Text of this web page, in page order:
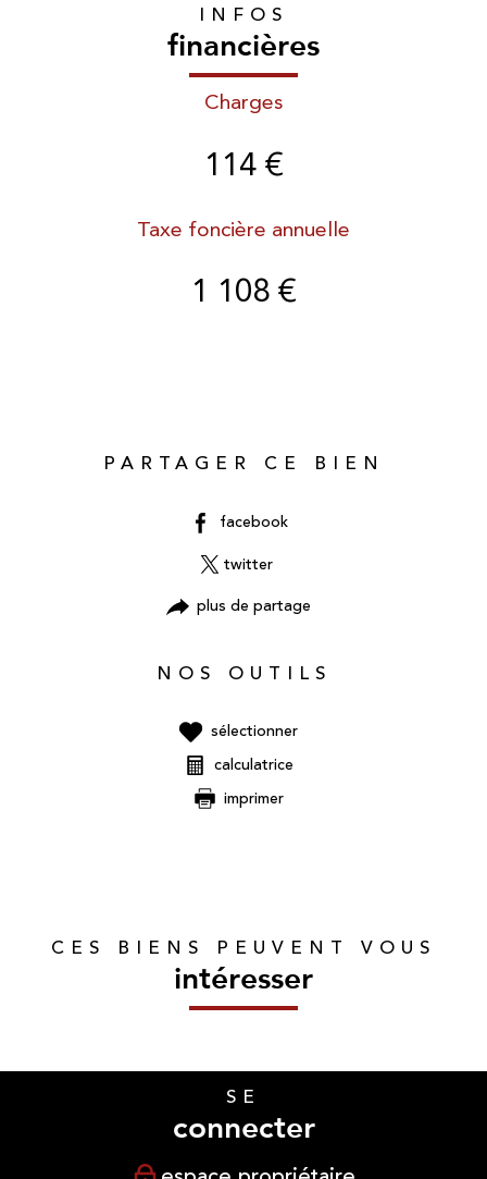
INFOS
financières
Charges
114 €
Taxe foncière annuelle
1 108 €
PARTAGER CE BIEN
facebook
twitter
plus de partage
NOS OUTILS
sélectionner
calculatrice
imprimer
CES BIENS PEUVENT VOUS
intéresser
SE
connecter